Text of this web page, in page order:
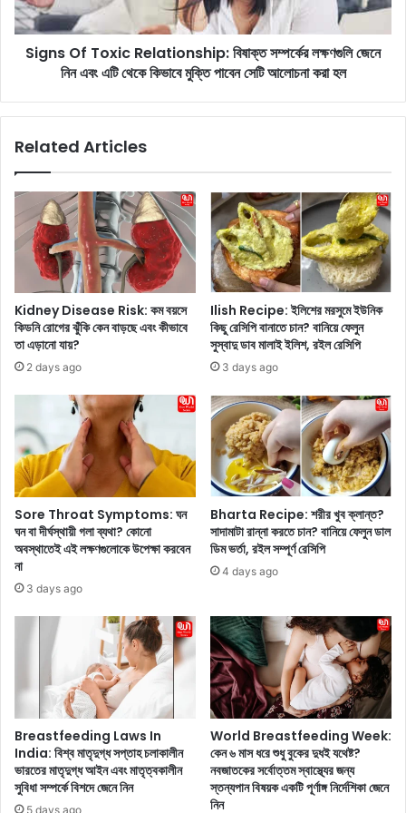
বা
র
স্ব
যো
সং
স্থা
শু
র
তে
চ
ছে
ন
ভ
শ্রী
গ
ঙ্গো
পা
ধ্যা
য়
?
ই
ও
শু
রু
হ
য়ে
T
o
n
p
ষা
ক্ত
ম্প
র্কে
র
ল
ক্ষ
ণ
গু
লি
জে
টি
থে
কে
কি
ভা
Signs Of Toxic Relationship: বিষাক্ত সম্পর্কের লক্ষণগুলি জেনে
নিন এবং এটি থেকে কিভাবে মুক্তি পাবেন সেটি আলোচনা করা হল
Related Articles
Kidney Disease Risk: কম বয়সে
কিডনি রোগের ঝুঁকি কেন বাড়ছে এবং কীভাবে
তা এড়ানো যায়?
2 days ago
Ilish Recipe: ইলিশের মরসুমে ইউনিক
কিছু রেসিপি বানাতে চান? বানিয়ে ফেলুন
সুস্বাদু ডাব মালাই ইলিশ, রইল রেসিপি
3 days ago
Sore Throat Symptoms: ঘন
ঘন বা দীর্ঘস্থায়ী গলা ব্যথা? কোনো
অবস্থাতেই এই লক্ষণগুলোকে উপেক্ষা করবেন
না
3 days ago
Bharta Recipe: শরীর খুব ক্লান্ত?
সাদামাটা রান্না করতে চান? বানিয়ে ফেলুন ডাল
ডিম ভর্তা, রইল সম্পূর্ণ রেসিপি
4 days ago
Breastfeeding Laws In
India: বিশ্ব মাতৃদুগ্ধ সপ্তাহ চলাকালীন
ভারতের মাতৃদুগ্ধ আইন এবং মাতৃত্বকালীন
সুবিধা সম্পর্কে বিশদে জেনে নিন
5 days ago
World Breastfeeding Week:
কেন ৬ মাস ধরে শুধু বুকের দুধই যথেষ্ট?
নবজাতকের সর্বোত্তম স্বাস্থ্যের জন্য
স্তন্যপান বিষয়ক একটি পূর্ণাঙ্গ নির্দেশিকা জেনে
নিন